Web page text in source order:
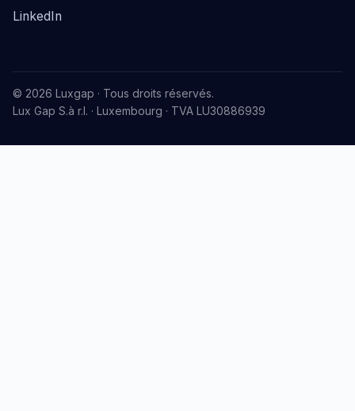
LinkedIn
© 2026 Luxgap · Tous droits réservés.
Lux Gap S.à r.l. · Luxembourg · TVA LU30886939